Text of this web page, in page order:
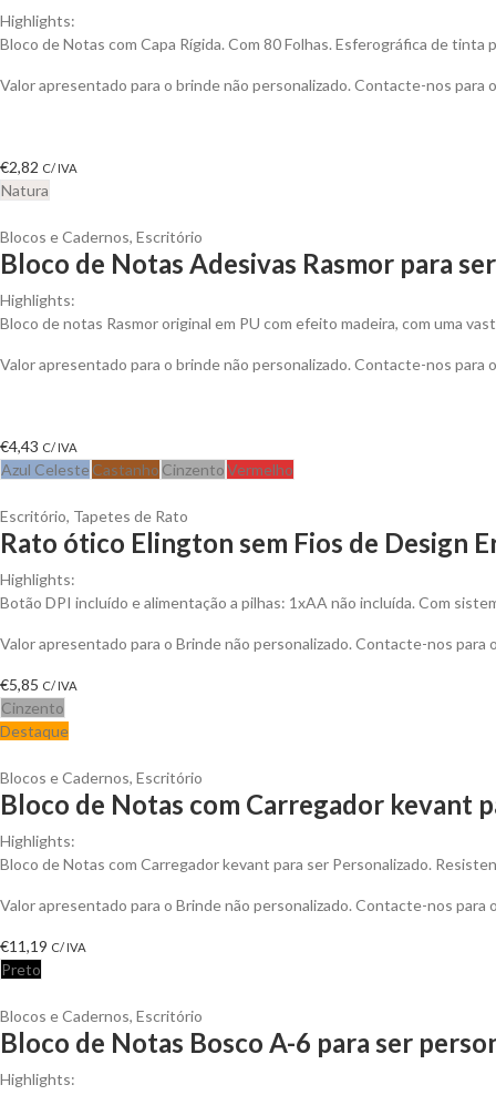
Highlights:
Bloco de Notas com Capa Rígida. Com 80 Folhas. Esferográfica de
Valor apresentado para o brinde não personalizado. Contacte-nos
€2,82 C/ IVA
Natura
Blocos e Cadernos, Escritório
Bloco de Notas Adesivas Rasmor para
Highlights:
Bloco de notas Rasmor original em PU com efeito madeira, com uma
Valor apresentado para o brinde não personalizado. Contacte-nos
€4,43 C/ IVA
Azul Celeste Castanho CinzentoVermelho
Escritório, Tapetes de Rato
Rato ótico Elington sem Fios de Design
Highlights:
Botão DPI incluído e alimentação a pilhas: 1xAA não incluída. Com
Valor apresentado para o Brinde não personalizado. Contacte-nos
€5,85 C/ IVA
Cinzento
Destaque
Blocos e Cadernos, Escritório
Bloco de Notas com Carregador kevant
Highlights:
Bloco de Notas com Carregador kevant para ser Personalizado.
Valor apresentado para o Brinde não personalizado. Contacte-nos
€11,19 C/ IVA
Preto
Blocos e Cadernos, Escritório
Bloco de Notas Bosco A-6 para ser
Highlights: